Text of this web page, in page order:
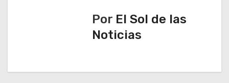
ó
Por El Sol de las
Noticias